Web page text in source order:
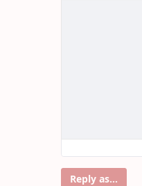
Reply as...